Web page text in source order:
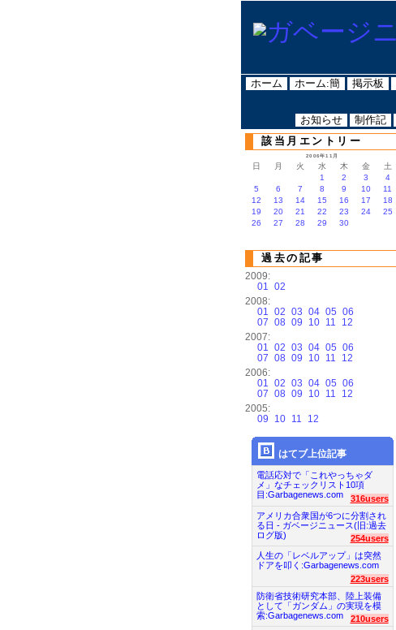
ホーム ホーム:簡 掲示板
お知らせ 制作記
該当月エントリー
2006年11月
日 月 火 水 木 金
土
1
2 3
4
5
6 7 8 9 10
11
12
13 14 15 16 17
18
19
20 21 22 23 24
25
26
27 28 29 30
過去の記事
2009:
01 02
2008:
01 02 03 04 05 06
07 08 09 10 11
12
2007:
01 02 03 04 05 06
07 08 09 10 11
12
2006:
01 02 03 04 05 06
07 08 09 10 11
12
2005:
09
10 11 12
はてブ上位記事
電話応対で「これやっちゃダ
メ」なチェックリスト10項
目:Garbagenews.com
316users
アメリカ合衆国が6つに分割され
る日 - ガベージニュース(旧:過去
ログ版)
254users
人生の「レベルアップ」は突然
ドアを叩く:Garbagenews.com
223users
防衛省技術研究本部、陸上装備
として「ガンダム」の実現を模
索:Garbagenews.com
210users